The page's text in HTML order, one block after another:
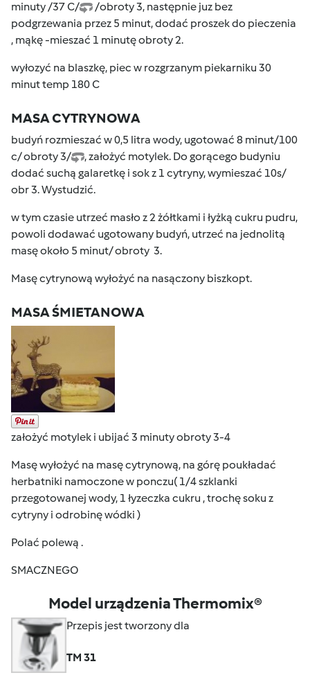
minuty /37 C/
/obroty 3, następnie juz bez
podgrzewania przez 5 minut, dodać proszek do pieczenia
, mąkę -mieszać 1 minutę obroty 2.
wyłozyć na blaszkę, piec w rozgrzanym piekarniku 30
minut temp 180 C
MASA CYTRYNOWA
budyń rozmieszać w 0,5 litra wody, ugotować 8 minut/100
c/ obroty 3/
, założyć motylek. Do gorącego budyniu
dodać suchą galaretkę i sok z 1 cytryny, wymieszać 10s/
obr 3. Wystudzić.
w tym czasie utrzeć masło z 2 żółtkami i łyżką cukru pudru,
powoli dodawać ugotowany budyń, utrzeć na jednolitą
masę około 5 minut/ obroty 3.
Masę cytrynową wyłożyć na nasączony biszkopt.
MASA ŚMIETANOWA
założyć motylek i ubijać 3 minuty obroty 3-4
Masę wyłożyć na masę cytrynową, na górę poukładać
herbatniki namoczone w ponczu( 1/4 szklanki
przegotowanej wody, 1 łyzeczka cukru , trochę soku z
cytryny i odrobinę wódki )
Polać polewą .
SMACZNEGO
Model urządzenia Thermomix®
Przepis jest tworzony dla
TM 31